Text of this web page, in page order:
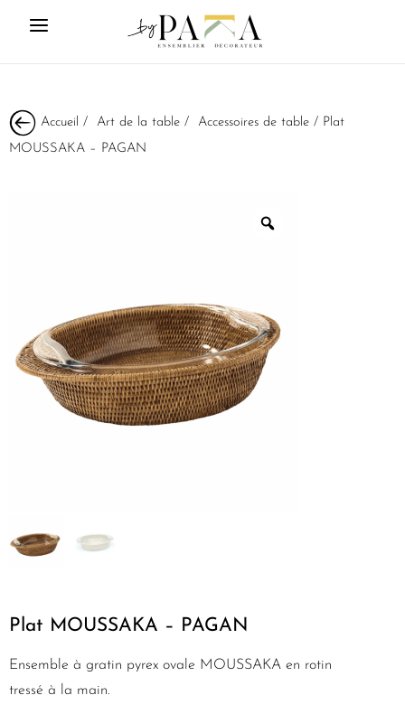
Accueil / Art de la table / Accessoires de table / Plat
MOUSSAKA – PAGAN
Plat MOUSSAKA – PAGAN
Ensemble à gratin pyrex ovale MOUSSAKA en rotin
tressé à la main.